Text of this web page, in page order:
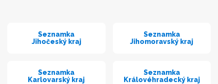
Seznamka
Jihočeský kraj
Seznamka
Jihomoravský kraj
Seznamka
Karlovarský kraj
Seznamka
Královéhradecký kraj